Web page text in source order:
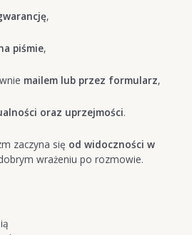
,
piśmie,
mailem lub przez formularz,
oraz uprzejmości.
zaczyna się od widoczności w
wrażeniu po rozmowie.